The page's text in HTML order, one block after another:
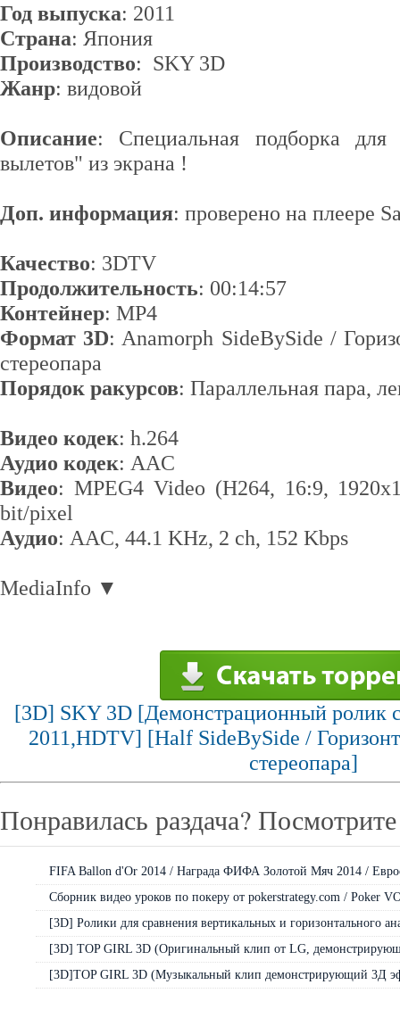
Год выпуска: 2011
Страна: Япония
Производство: SKY 3D
Жанр: видовой
Описание: Специальная подборка
вылетов" из экрана !
Доп. информация: проверено на плеере
Качество: 3DTV
Продолжительность: 00:14:57
Контейнер: MP4
Формат 3D: Anamorph SideBySide /
стереопара
Порядок ракурсов: Параллельная пара,
Видео кодек: h.264
Аудио кодек: AAC
Видео: MPEG4 Video (H264, 16:9,
bit/pixel
Аудио: AAC, 44.1 KHz, 2 ch, 152 Kbps
MediaInfo ▼
[3D] SKY 3D [Демонстрационный ролик
2011,HDTV] [Half SideBySide /
стереопара]
Понравилась раздача?
FIFA Ballon d'Or 2014 / Награда ФИФА Золотой Мяч 2014 /
Сборник видео уроков по покеру от pokerstrategy.com / Poker
[3D] Ролики для сравнения вертикальных и горизонтального
[3D] TOP GIRL 3D (Оригинальный клип от LG,
[3D]TOP GIRL 3D (Музыкальный клип демонстрирующий 3Д